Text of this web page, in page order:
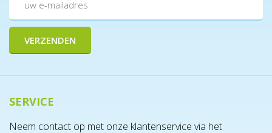
SERVICE
Neem contact op met onze klantenservice via het